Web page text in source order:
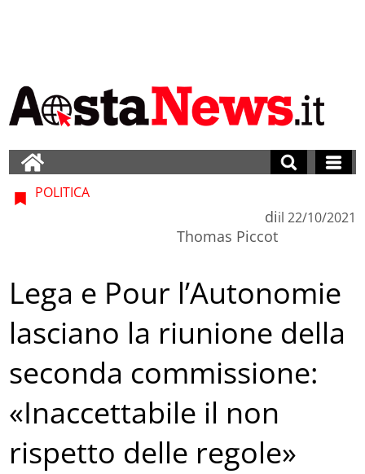
POLITICA
di
Thomas Piccot
il 22/10/2021
Lega e Pour l’Autonomie
lasciano la riunione della
seconda commissione:
«Inaccettabile il non
rispetto delle regole»